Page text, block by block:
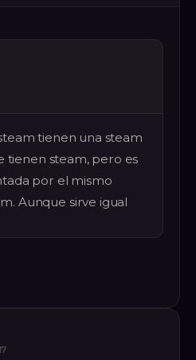
tienen una steam
tienen steam, pero es
por el mismo
Aunque sirve igual